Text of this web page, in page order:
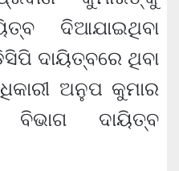
ଦିଆଯାଇଥିବା
ଦାୟିତ୍ବରେ ଥିବା
ଅନୁପ କୁମାର
ବିଭାଗ ଦାୟିତ୍ବ